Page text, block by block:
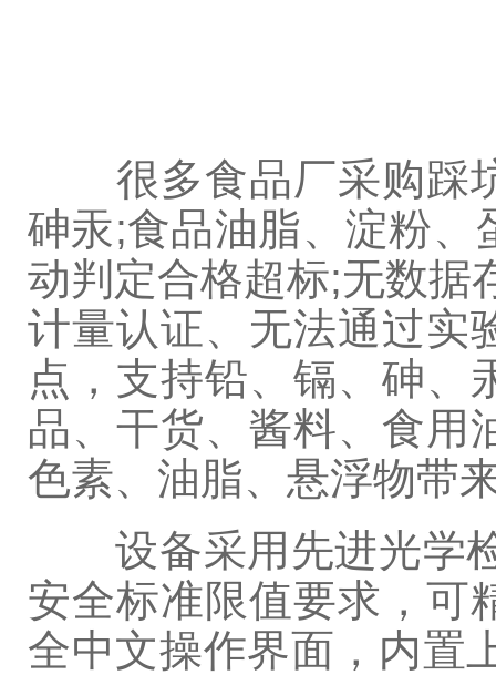
很多食品厂采购踩坑
砷汞;食品油脂、淀粉、
动判定合格超标;无数据
计量认证、无法通过实
点，支持铅、镉、砷、
品、干货、酱料、食用
色素、油脂、悬浮物带
设备采用先进光学检
安全标准限值要求，可
全中文操作界面，内置